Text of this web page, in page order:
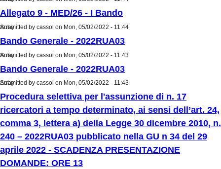
Allegato 9 - MED/26 - I Bando
Submitted by cassol on Mon, 05/02/2022 - 11:44
Array
Bando Generale - 2022RUA03
Submitted by cassol on Mon, 05/02/2022 - 11:43
Array
Bando Generale - 2022RUA03
Submitted by cassol on Mon, 05/02/2022 - 11:43
Array
Procedura selettiva per l'assunzione di n. 17
ricercatori a tempo determinato, ai sensi dell’art. 24,
comma 3, lettera a) della Legge 30 dicembre 2010, n.
240 – 2022RUA03 pubblicato nella GU n 34 del 29
aprile 2022 - SCADENZA PRESENTAZIONE
DOMANDE: ORE 13